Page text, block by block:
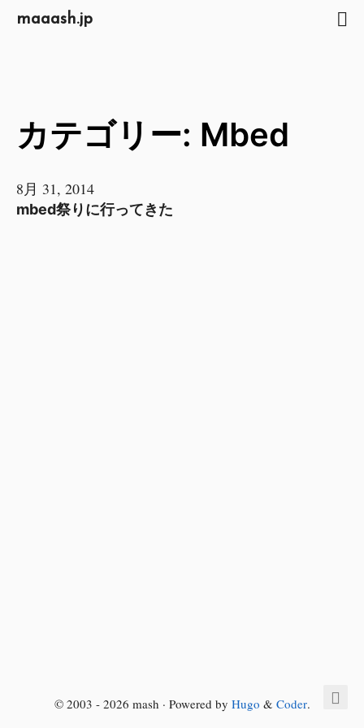
maaash.jp
カテゴリー: Mbed
8月 31, 2014
mbed祭りに行ってきた
© 2003 - 2026 mash · Powered by Hugo & Coder.